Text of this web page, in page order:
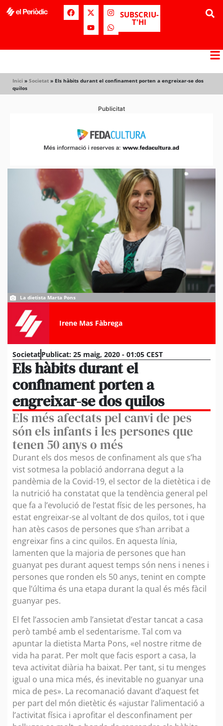
SUBSCRIU-
T'HI
Inici » Societat » Els hàbits durant el confinament porten a engreixar-se dos
quilos
Publicitat
La dietista Marta Pons
Irene Mas Fàbrega
SocietatPublicat: 25 maig, 2020 - 01:05 CEST
Els hàbits durant el
confinament porten a
engreixar-se dos quilos
Els més afectats pel canvi de pes
són els infants i les persones que
tenen 50 anys o més
Durant els dos mesos de confinament als que s’ha
vist sotmesa la població andorrana degut a la
pandèmia de la Covid-19, el sector de la dietètica i de
la nutrició ha constatat que la tendència general pel
que fa a l’evolució de l’estat físic de les persones, ha
estat engreixar-se al voltant de dos quilos, tot i que
han atès casos de persones que s’han arribat a
engreixar fins a cinc quilos. En aquesta línia,
lamenten que la majoria de persones que han
guanyat pes durant aquest temps són nens i nenes i
persones que ronden els 50 anys, tenint en compte
que l’última és una etapa durant la qual és més fàcil
guanyar pes.
El fet l’associen amb l’ansietat d’estar tancat a casa
però també amb el sedentarisme. Tal com va
apuntar la dietista Marta Pons, «el nostre ritme de
vida ha parat. Per molt que facis esport a casa, la
teva activitat diària ha baixat. Per tant, si tu menges
igual o una mica més, és inevitable no guanyar una
mica de pes». La recomanació davant d’aquest fet
per part del món dietètic és «ajustar l’alimentació a
l’activitat física i aprofitar el desconfinament per